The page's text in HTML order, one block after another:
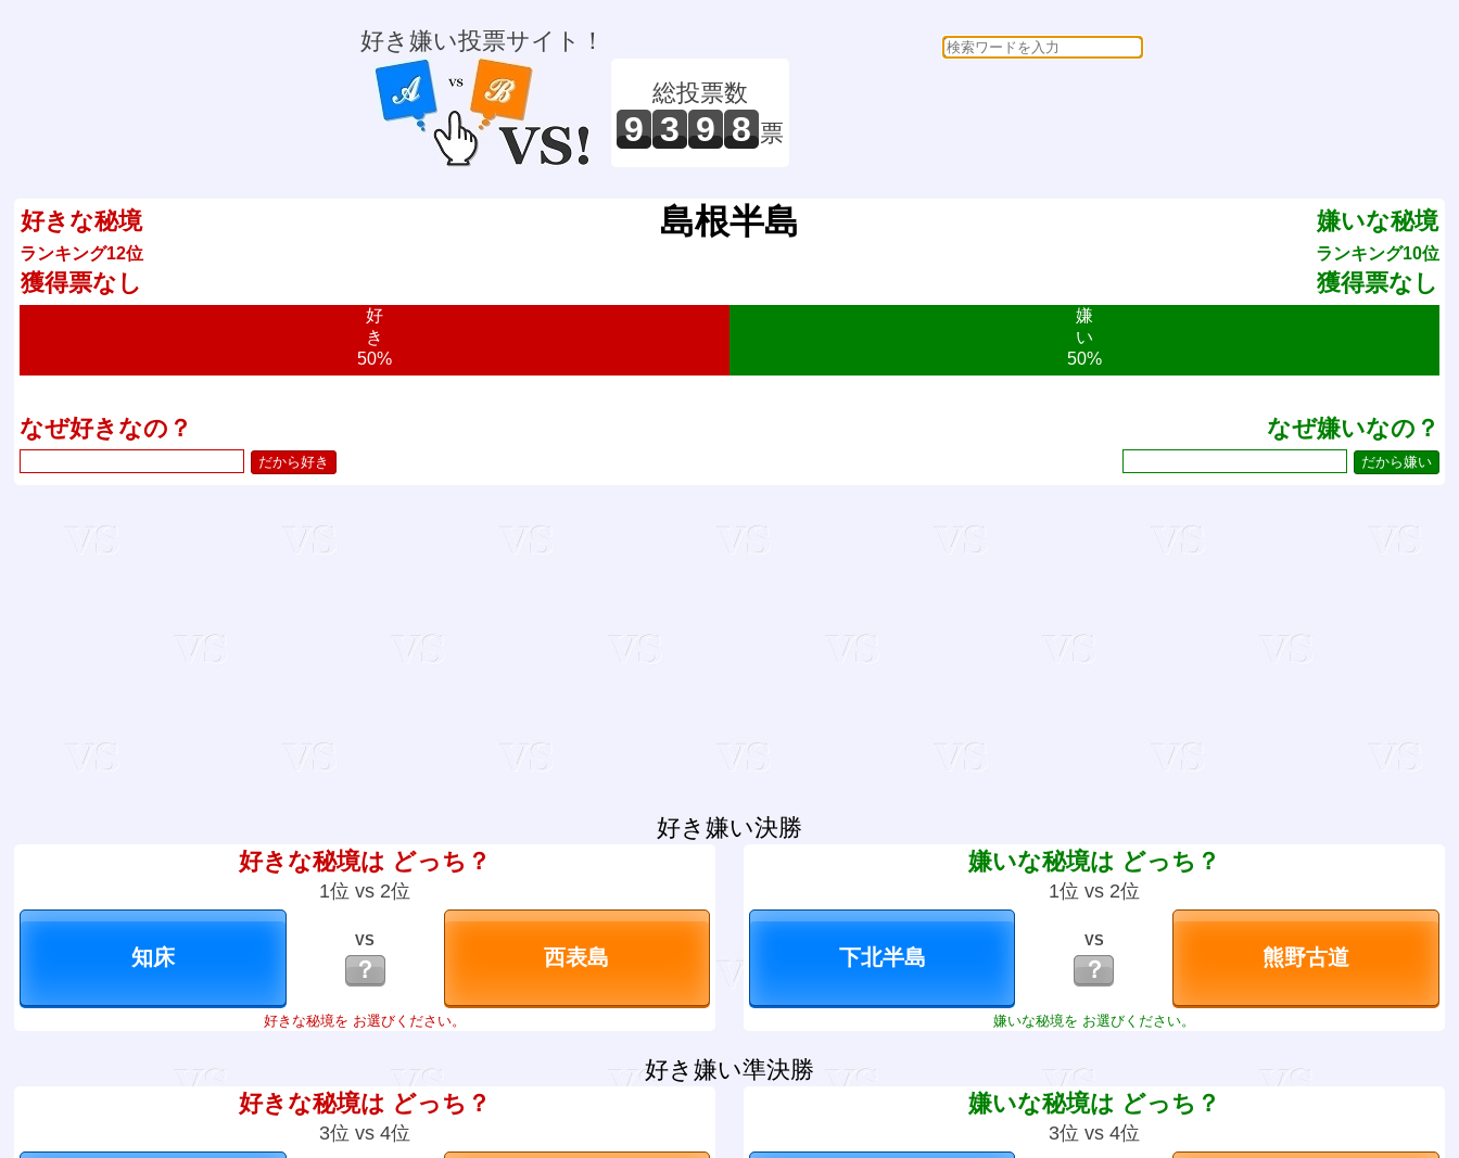
好き嫌い投票サイト！
総投票数
9 3 9 8 票
好きな秘境
ランキング12位
獲得票なし
嫌いな秘境
ランキング10位
獲得票なし
島根半島
好
き
50%
嫌
い
50%
なぜ好きなの？ なぜ嫌いなの？
好き嫌い決勝
好きな秘境は どっち？
1位 vs 2位
VS
？
好きな秘境を お選びください。
嫌いな秘境は どっち？
1位 vs 2位
VS
？
嫌いな秘境を お選びください。
好き嫌い準決勝
好きな秘境は どっち？
3位 vs 4位
嫌いな秘境は どっち？
3位 vs 4位